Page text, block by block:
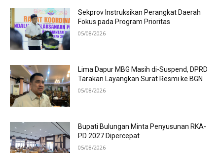
Sekprov Instruksikan Perangkat Daerah
Fokus pada Program Prioritas
05/08/2026
Lima Dapur MBG Masih di-Suspend, DPRD
Tarakan Layangkan Surat Resmi ke BGN
05/08/2026
Bupati Bulungan Minta Penyusunan RKA-
PD 2027 Dipercepat
05/08/2026